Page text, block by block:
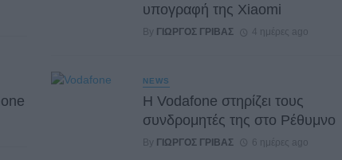
υπογραφή της Xiaomi
By ΓΙΏΡΓΟΣ ΓΡΊΒΑΣ 4 ημέρες ago
NEWS
Η Vodafone στηρίζει τους
συνδρομητές της στο Ρέθυμνο
By ΓΙΏΡΓΟΣ ΓΡΊΒΑΣ 6 ημέρες ago